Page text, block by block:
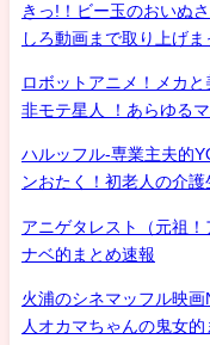
きっ!！ビー玉のおいぬ
しろ動画まで取り上げま
ロボットアニメ！メカ
非モテ星人 ！あらゆる
ハルッフル-専業主夫的
ンおたく！初老人の介
アニゲタレスト（元祖
ナベ的まとめ速報
火浦のシネマッフル映
人オカマちゃんの鬼女